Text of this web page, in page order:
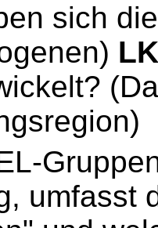
sich
umfasst